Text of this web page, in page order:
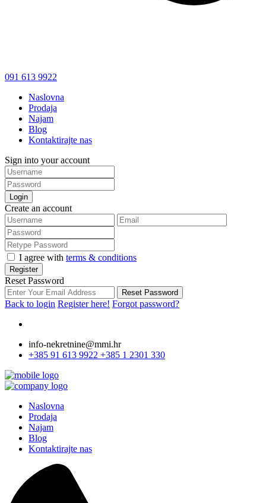
091 613 9922
Naslovna
Prodaja
Najam
Blog
Kontaktirajte nas
Sign into your account
Login
Create an account
I agree with terms & conditions
Register
Reset Password
Reset Password
Back to login Register here! Forgot password?
info-nekretnine@mmi.hr
+385 91 613 9922 +385 1 2301 330
Naslovna
Prodaja
Najam
Blog
Kontaktirajte nas